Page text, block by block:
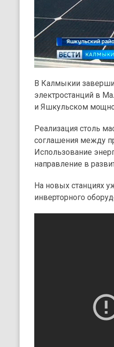
В Калмыкии
электростанций в
и Яшкульском
Реализация столь
соглашения между
Использование
направление в
На новых станциях
инверторного